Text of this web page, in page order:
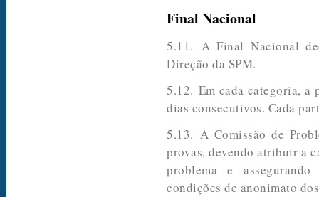
Final Nacional
5.11. A Final Nacional
Direção da SPM.
5.12. Em cada categoria, a
dias consecutivos. Cada
5.13. A Comissão de
provas, devendo atribuir a
problema e
condições de anonimato